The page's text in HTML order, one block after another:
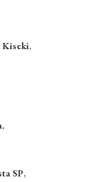
Kiseki
SP